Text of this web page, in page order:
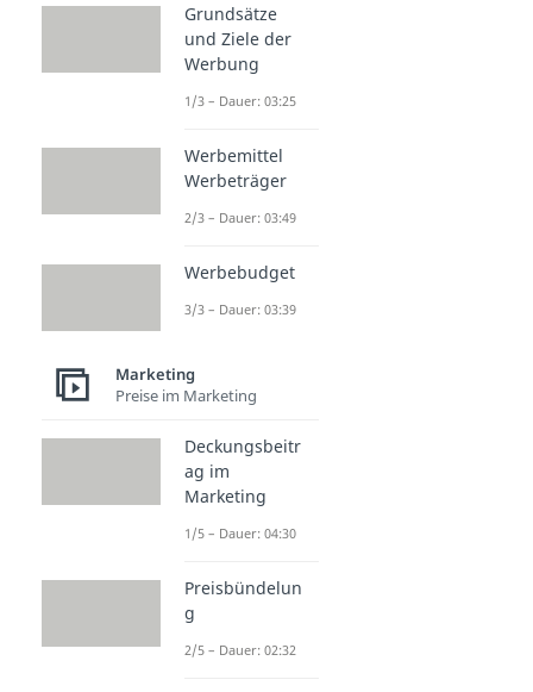
Grundsätze
und Ziele der
Werbung
1/3 – Dauer: 03:25
Werbemittel
Werbeträger
2/3 – Dauer: 03:49
Werbebudget
3/3 – Dauer: 03:39
Marketing
Preise im Marketing
Deckungsbeitr
ag im
Marketing
1/5 – Dauer: 04:30
Preisbündelun
g
2/5 – Dauer: 02:32